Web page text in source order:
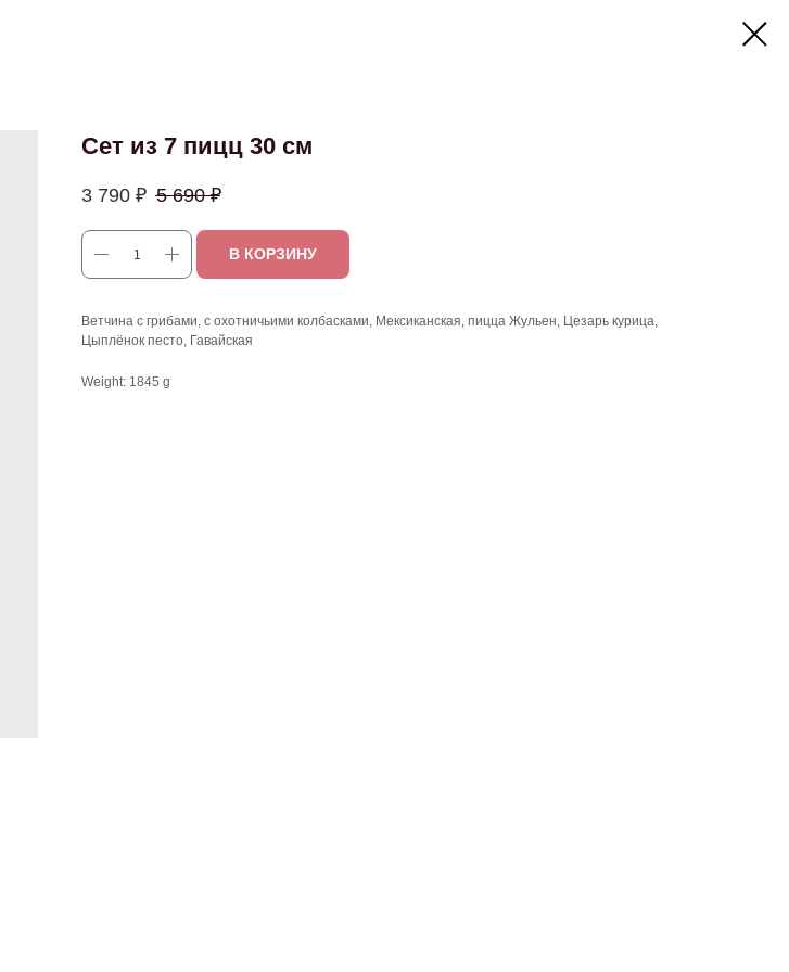
Сет из 7 пицц 30 см
3 790 ₽ 5 690 ₽
В КОРЗИНУ
Ветчина с грибами, с охотничьими колбасками, Мексиканская, пицца Жульен, Цезарь курица,
Цыплёнок песто, Гавайская
Weight: 1845 g